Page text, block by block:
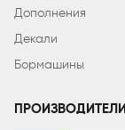
Дополнения
Декали
Бормашины
ПРОИЗВОДИТЕЛИ